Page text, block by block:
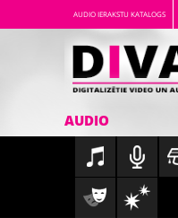
AUDIO IERAKSTU KATALOGS
AUDIO